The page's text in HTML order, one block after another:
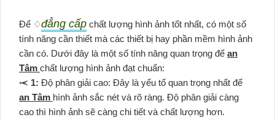
Để ♢đẳng cấp chất lượng hình ảnh tốt nhất, có một số
tính năng cần thiết mà các thiết bị hay phần mềm hình ảnh
cần có. Dưới đây là một số tính năng quan trọng để an
Tâm chất lượng hình ảnh đạt chuẩn:
⥷ 1: Độ phân giải cao: Đây là yếu tố quan trọng nhất để
an Tâm hình ảnh sắc nét và rõ ràng. Độ phân giải càng
cao thì hình ảnh sẽ càng chi tiết và chất lượng hơn.